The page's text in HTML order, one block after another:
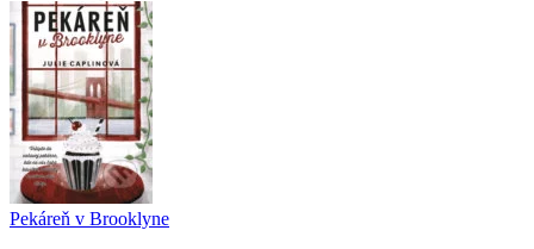
Pekáreň v Brooklyne